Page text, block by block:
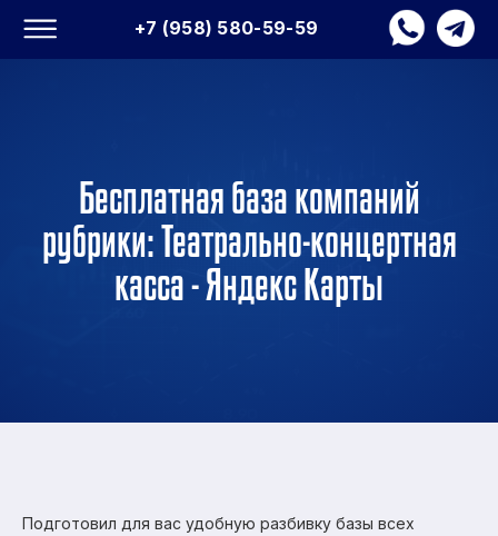
+7 (958) 580-59-59
Бесплатная база компаний
рубрики: Театрально-концертная
касса - Яндекс Карты
Подготовил для вас удобную разбивку базы всех